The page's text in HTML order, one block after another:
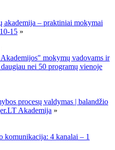
akademija – praktiniai mokymai
15 »
mokymų vadovams ir
nei 50 programų vienoje
procesų valdymas | balandžio
Akademija »
komunikacija: 4 kanalai – 1